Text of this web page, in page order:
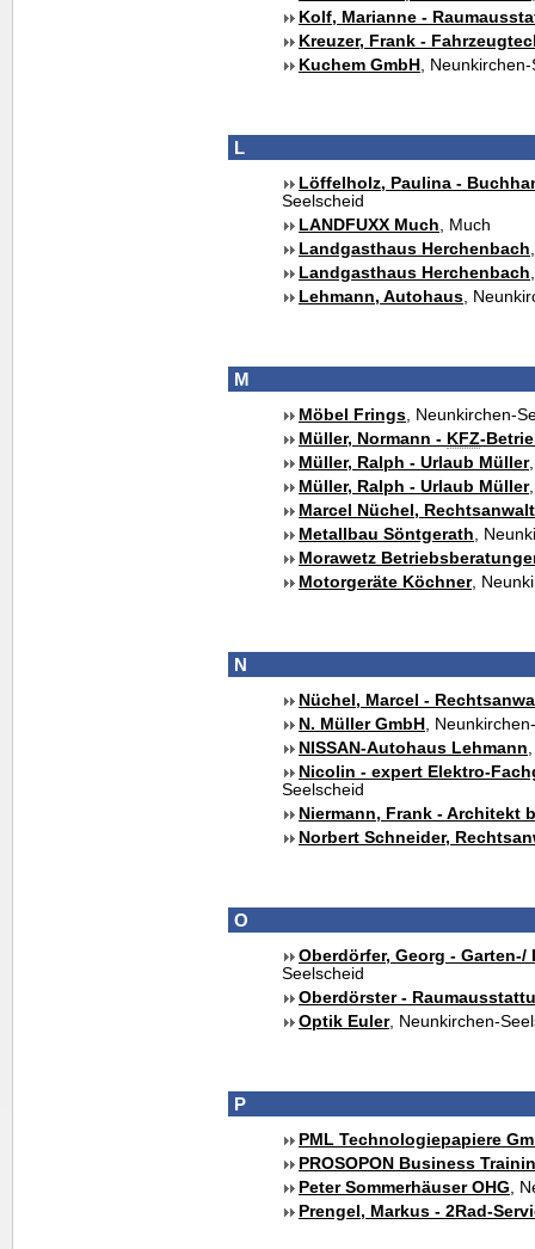
Kolf, Marianne -
Kreuzer, Frank -
Kuchem GmbH ,
L
Löffelholz, Paulina -
Seelscheid
LANDFUXX Much, Much
Landgasthaus Herchenbach
Landgasthaus Herchenbach
Lehmann, Autohaus,
M
Möbel Frings, Neunkirchen-
Müller, Normann - KFZ-
Müller, Ralph - Urlaub Müller
Müller, Ralph - Urlaub Müller
Marcel Nüchel, Rechtsanwalt
Metallbau Söntgerath,
Morawetz
Motorgeräte Köchner,
N
Nüchel, Marcel -
N. Müller GmbH ,
NISSAN-Autohaus Lehmann
Nicolin - expert Elektro-
Seelscheid
Niermann, Frank - Architekt
Norbert Schneider,
O
Oberdörfer, Georg -
Seelscheid
Oberdörster -
Optik Euler, Neunkirchen-
P
PML Technologiepapiere
PROSOPON Business
Peter Sommerhäuser OHG,
Prengel, Markus - 2Rad-